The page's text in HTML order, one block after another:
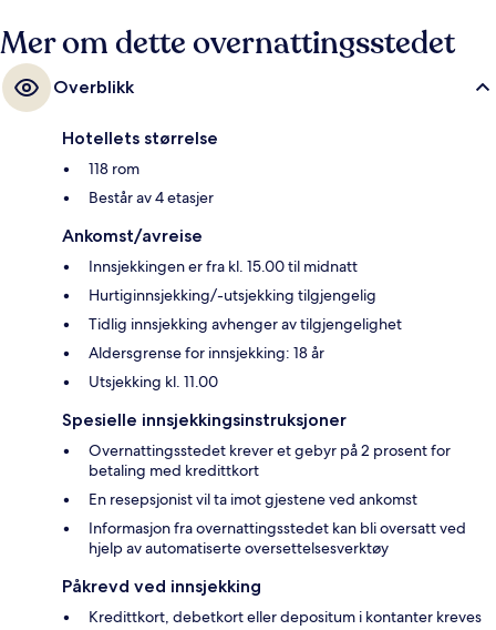
Mer om dette overnattingsstedet
Overblikk
Hotellets størrelse
118 rom
Består av 4 etasjer
Ankomst/avreise
Innsjekkingen er fra kl. 15.00 til midnatt
Hurtiginnsjekking/-utsjekking tilgjengelig
Tidlig innsjekking avhenger av tilgjengelighet
Aldersgrense for innsjekking: 18 år
Utsjekking kl. 11.00
Spesielle innsjekkingsinstruksjoner
Overnattingsstedet krever et gebyr på 2 prosent for
betaling med kredittkort
En resepsjonist vil ta imot gjestene ved ankomst
Informasjon fra overnattingsstedet kan bli oversatt ved
hjelp av automatiserte oversettelsesverktøy
Påkrevd ved innsjekking
Kredittkort, debetkort eller depositum i kontanter kreves